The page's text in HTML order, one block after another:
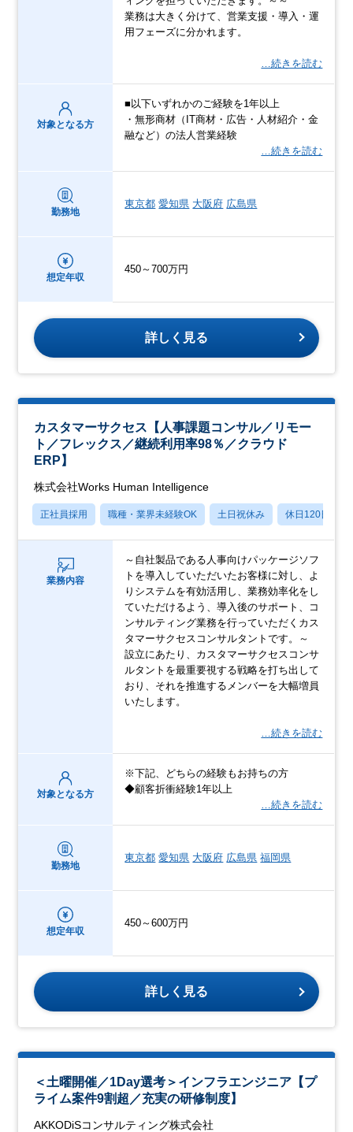
業務は大きく分けて、営業支援・導入・運
用フェーズに分かれます。
…続きを読む
対象となる方
■以下いずれかのご経験を1年以上
・無形商材（IT商材・広告・人材紹介・金
融など）の法人営業経験
…続きを読む
勤務地
東京都 愛知県 大阪府 広島県
想定年収
450～700万円
詳しく見る
カスタマーサクセス【人事課題コンサル／リモー
ト／フレックス／継続利用率98％／クラウド
ERP】
株式会社Works Human Intelligence
正社員採用 職種・業界未経験OK 土日祝休み 休日120日以上
業務内容
～自社製品である人事向けパッケージソフ
トを導入していただいたお客様に対し、よ
りシステムを有効活用し、業務効率化をし
ていただけるよう、導入後のサポート、コ
ンサルティング業務を行っていただくカス
タマーサクセスコンサルタントです。～
設立にあたり、カスタマーサクセスコンサ
ルタントを最重要視する戦略を打ち出して
おり、それを推進するメンバーを大幅増員
いたします。
…続きを読む
対象となる方
※下記、どちらの経験もお持ちの方
◆顧客折衝経験1年以上
…続きを読む
勤務地
東京都 愛知県 大阪府 広島県 福岡県
想定年収
450～600万円
詳しく見る
＜土曜開催／1Day選考＞インフラエンジニア【プ
ライム案件9割超／充実の研修制度】
AKKODiSコンサルティング株式会社